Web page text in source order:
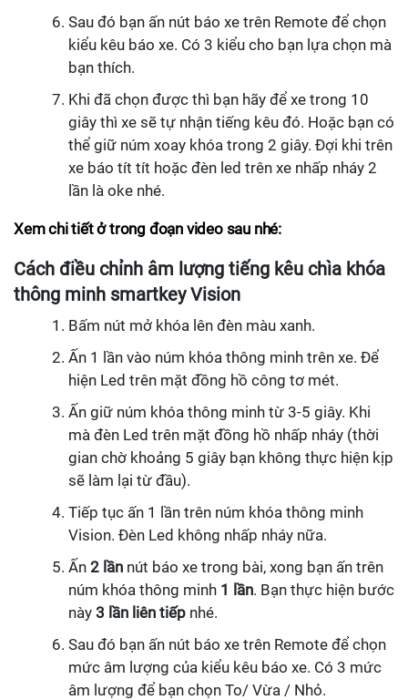
Sau đó bạn ấn nút báo xe trên Remote để chọn
kiểu kêu báo xe. Có 3 kiểu cho bạn lựa chọn mà
bạn thích.
Khi đã chọn được thì bạn hãy để xe trong 10
giây thì xe sẽ tự nhận tiếng kêu đó. Hoặc bạn có
thể giữ núm xoay khóa trong 2 giây. Đợi khi trên
xe báo tít tít hoặc đèn led trên xe nhấp nháy 2
lần là oke nhé.
Xem chi tiết ở trong đoạn video sau nhé:
Cách điều chỉnh âm lượng tiếng kêu chìa khóa
thông minh smartkey Vision
Bấm nút mở khóa lên đèn màu xanh.
Ấn 1 lần vào núm khóa thông minh trên xe. Để
hiện Led trên mặt đồng hồ công tơ mét.
Ấn giữ núm khóa thông minh từ 3-5 giây. Khi
mà đèn Led trên mặt đồng hồ nhấp nháy (thời
gian chờ khoảng 5 giây bạn không thực hiện kịp
sẽ làm lại từ đầu).
Tiếp tục ấn 1 lần trên núm khóa thông minh
Vision. Đèn Led không nhấp nháy nữa.
Ấn 2 lần nút báo xe trong bài, xong bạn ấn trên
núm khóa thông minh 1 lần. Bạn thực hiện bước
này 3 lần liên tiếp nhé.
Sau đó bạn ấn nút báo xe trên Remote để chọn
mức âm lượng của kiểu kêu báo xe. Có 3 mức
âm lượng để bạn chọn To/ Vừa / Nhỏ.